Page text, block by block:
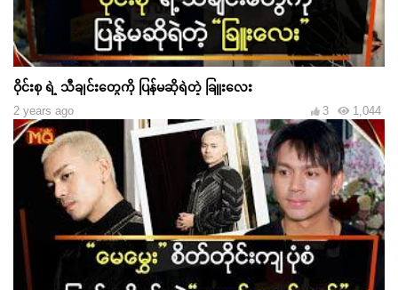
ဝိုင်းစု ရဲ့ သီချင်းတွေကို ပြန်မဆိုရဲတဲ့ ခြူးလေး
2 years ago 1,044
3